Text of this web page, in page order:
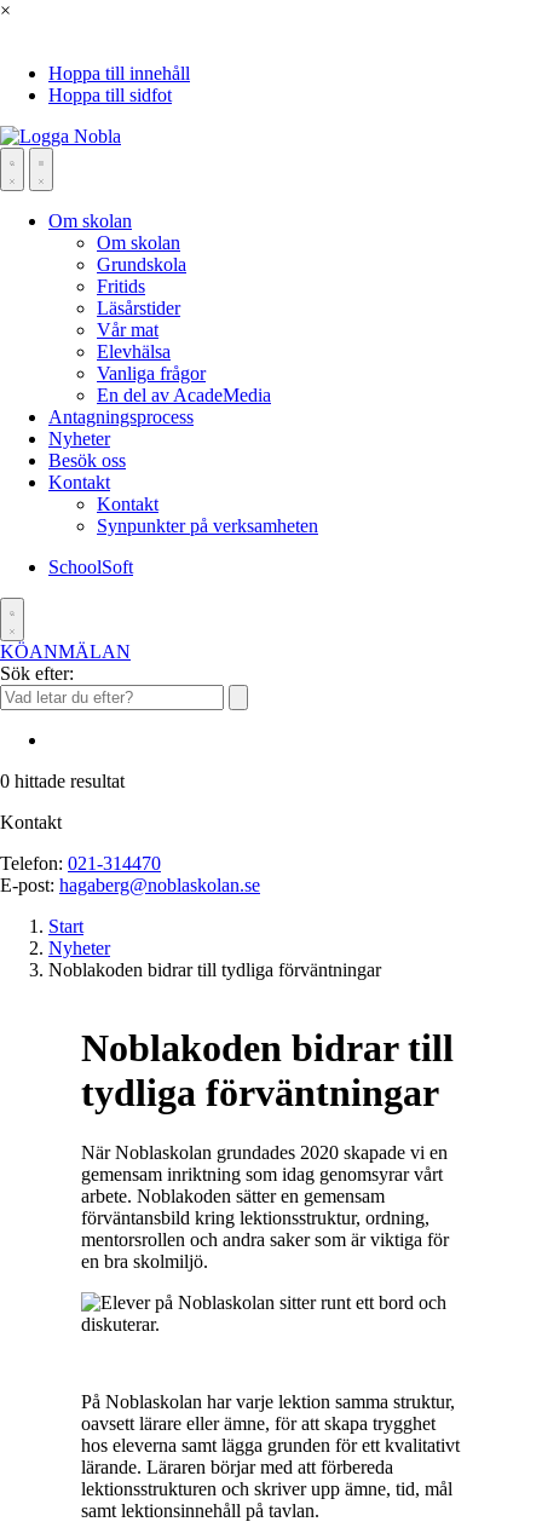
×
Hoppa till innehåll
Hoppa till sidfot
Om skolan
Om skolan
Grundskola
Fritids
Läsårstider
Vår mat
Elevhälsa
Vanliga frågor
En del av AcadeMedia
Antagningsprocess
Nyheter
Besök oss
Kontakt
Kontakt
Synpunkter på verksamheten
SchoolSoft
KÖANMÄLAN
Sök efter:
0 hittade resultat
Kontakt
Telefon: 021-314470
E-post: hagaberg@noblaskolan.se
Start
Nyheter
Noblakoden bidrar till tydliga förväntningar
Noblakoden bidrar till
tydliga förväntningar
När Noblaskolan grundades 2020 skapade vi en
gemensam inriktning som idag genomsyrar vårt
arbete. Noblakoden sätter en gemensam
förväntansbild kring lektionsstruktur, ordning,
mentorsrollen och andra saker som är viktiga för
en bra skolmiljö.
På Noblaskolan har varje lektion samma struktur,
oavsett lärare eller ämne, för att skapa trygghet
hos eleverna samt lägga grunden för ett kvalitativt
lärande. Läraren börjar med att förbereda
lektionsstrukturen och skriver upp ämne, tid, mål
samt lektionsinnehåll på tavlan.